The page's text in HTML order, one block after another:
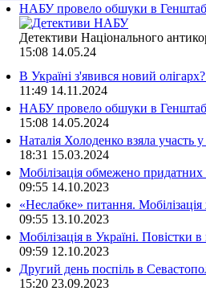
НАБУ провело обшуки в
Детективи Національного
15:08 14.05.24
В Україні з'явився новий
11:49 14.11.2024
НАБУ провело обшуки в
15:08 14.05.2024
Наталія Холоденко взяла участь
18:31 15.03.2024
Мобілізація обмежено придатних
09:55 14.10.2023
«Неслабке» питання.
09:55 13.10.2023
Мобілізація в Україні. Повістки
09:59 12.10.2023
Другий день поспіль в
15:20 23.09.2023